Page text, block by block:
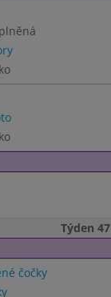
Týden 47
čočky